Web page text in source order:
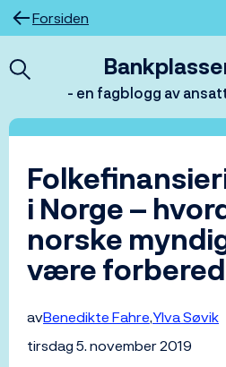
Hopp
til
Forsiden
- en fagblogg av
i Norge –
norske
være
avBenedikte FahreYlva Søvik
tirsdag 5. november 2019